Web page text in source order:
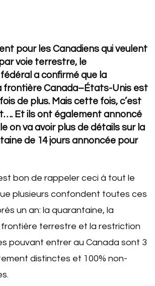
pour les Canadiens qui veulent
voie terrestre, le
a confirmé que la
frontière Canada–États-Unis est
de plus. Mais cette fois, c’est
Et ils ont également annoncé
on va avoir plus de détails sur la
de 14 jours annoncée pour
bon de rappeler ceci à tout le
plusieurs confondent toutes ces
un an: la quarantaine, la
terrestre et la restriction
pouvant entrer au Canada sont 3
distinctes et 100% non-